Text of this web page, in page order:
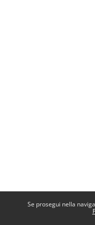
Se prosegui nella